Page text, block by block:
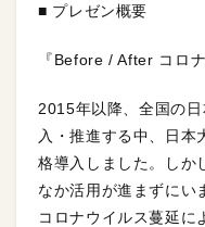
■ プレゼン概要
『Before / After コロ
2015年以降、全国の
入・推進する中、日
格導入しました。しか
なか活用が進まずにい
コロナウイルス蔓延に